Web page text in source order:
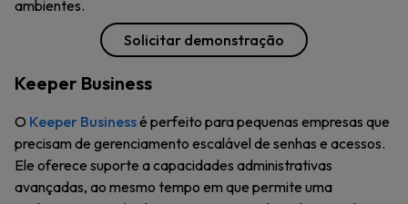
ambientes.
Solicitar demonstração
Keeper Business
O Keeper Businessé perfeito para pequenas empresas que
precisam de gerenciamento escalável de senhas e acessos.
Ele oferece suporte a capacidades administrativas
avançadas, ao mesmo tempo em que permite uma